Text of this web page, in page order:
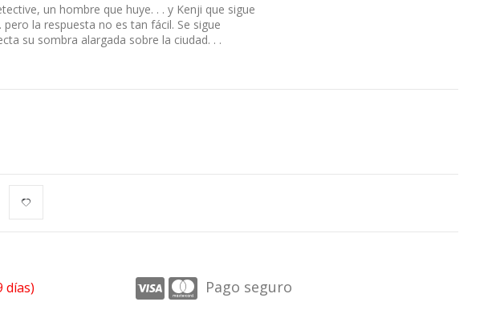
un hombre que huye. . . y Kenji que sigue
la respuesta no es tan fácil. Se sigue
su sombra alargada sobre la ciudad. . .
días) Pago seguro